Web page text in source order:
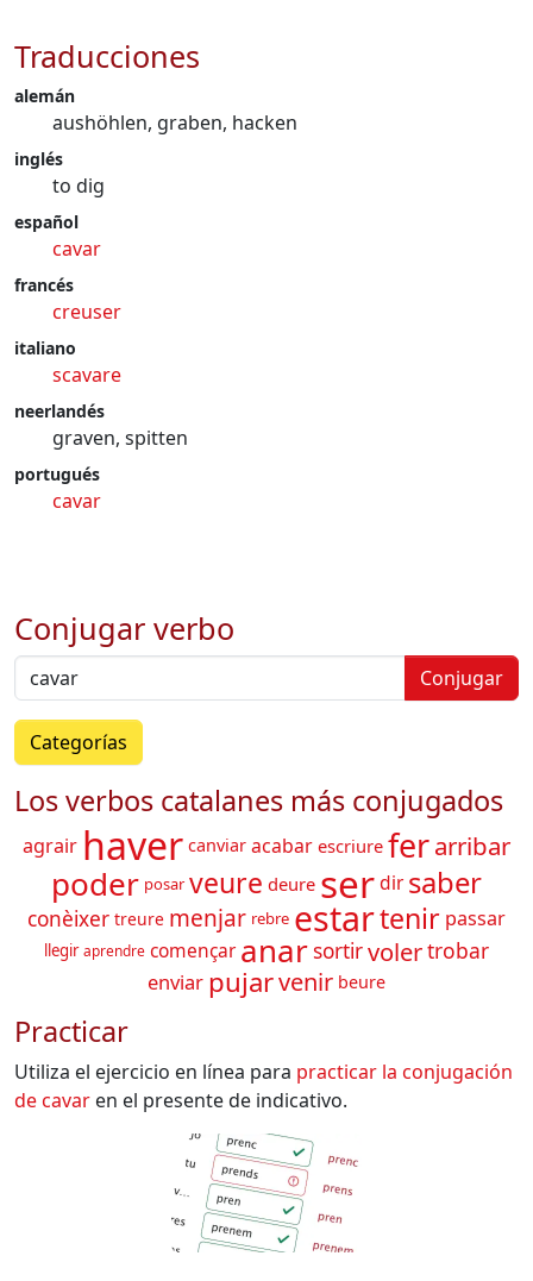
Traducciones
alemán
aushöhlen, graben, hacken
inglés
to dig
español
cavar
francés
creuser
italiano
scavare
neerlandés
graven, spitten
portugués
cavar
Conjugar verbo
Conjugar
Categorías
Los verbos catalanes más conjugados
agrair haver canviar acabar escriure ferarribar
poder posar veure deure serdir saber
conèixer treure menjar rebre estartenir passar
llegir aprendre començar anarsortirvolertrobar
enviar pujarvenir beure
Practicar
Utiliza el ejercicio en línea para practicar la conjugación
decavar en el presente de indicativo.